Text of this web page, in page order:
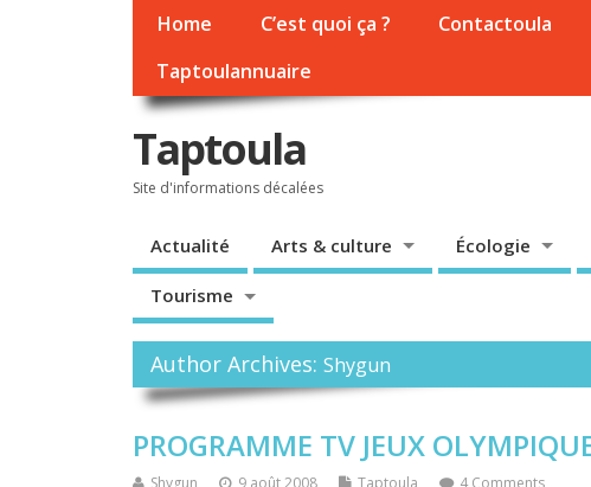
Home C’est quoi ça ? Contactoula
Taptoulannuaire
Taptoula
Site d'informations décalées
Actualité Arts & culture Écologie
Tourisme
Author Archives:Shygun
PROGRAMME TV JEUX
Shygun 9 août 2008 Taptoula 4 Comments